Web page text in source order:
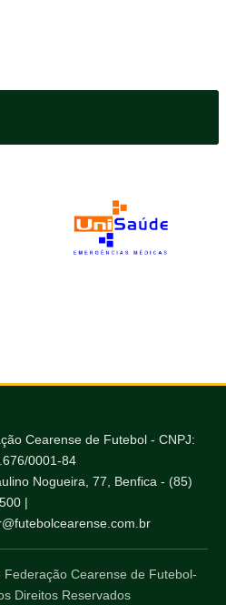
Cearense de Futebol - CNPJ:
0001-84
Nogueira, 77, Benfica - (85)
|
Cearense de Futebol-
Direitos Reservados